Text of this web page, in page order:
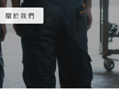
關於我們